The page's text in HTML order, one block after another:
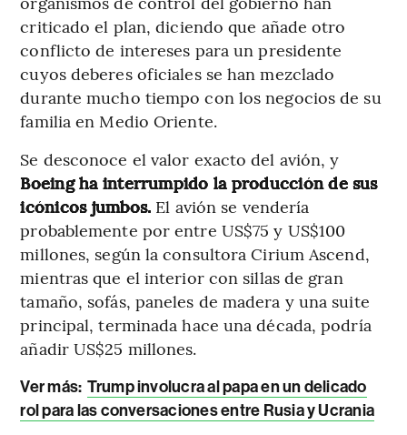
criticado el plan, diciendo que añade otro
conflicto de intereses para un presidente
cuyos deberes oficiales se han mezclado
durante mucho tiempo con los negocios de su
familia en Medio Oriente.
Se desconoce el valor exacto del avión, y
Boeing ha interrumpido la producción de sus
icónicos jumbos. El avión se vendería
probablemente por entre US$75 y US$100
millones, según la consultora Cirium Ascend,
mientras que el interior con sillas de gran
tamaño, sofás, paneles de madera y una suite
principal, terminada hace una década, podría
añadir US$25 millones.
Ver más: Trump involucra al papa en un delicado
rol para las conversaciones entre Rusia y Ucrania